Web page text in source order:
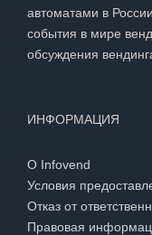
автоматами в
события в мире
обсуждения
ИНФОРМАЦИЯ
О Infovend
Условия
Отказ от
Правовая